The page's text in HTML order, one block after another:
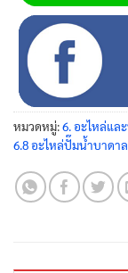
หมวดหมู่:6. อะไหล่แล
6.8 อะไหล่ปั๊มน้ำบาดาล